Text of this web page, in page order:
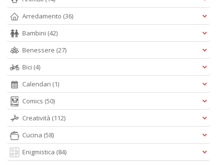
Arredamento (36)
Bambini (42)
Benessere (27)
Bici (4)
Calendari (1)
Comics (50)
Creatività (112)
Cucina (58)
Enigmistica (84)